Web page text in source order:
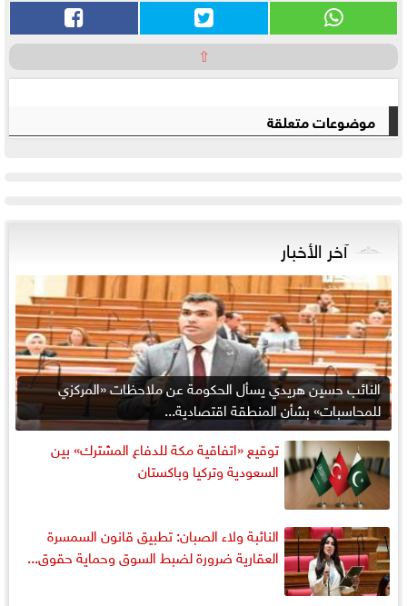
⇧
موضوعات متعلقة
آخر الأخبار
النائب حسين هريدي يسأل الحكومة عن ملاحظات «المركزي
للمحاسبات» بشأن المنطقة اقتصادية...
توقيع «اتفاقية مكة للدفاع المشترك» بين
السعودية وتركيا وباكستان
النائبة ولاء الصبان: تطبيق قانون السمسرة
العقارية ضرورة لضبط السوق وحماية حقوق...